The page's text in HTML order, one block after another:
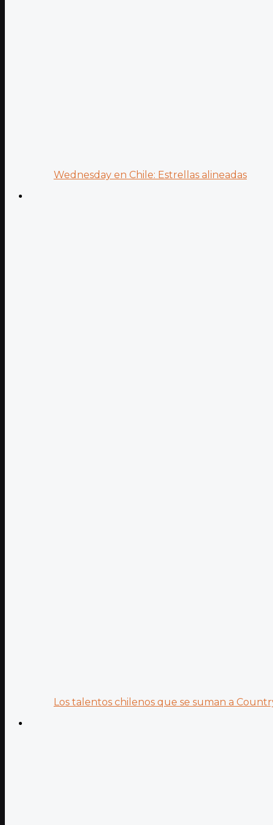
Wednesday en Chile: Estrellas alineadas
Los talentos chilenos que se suman a